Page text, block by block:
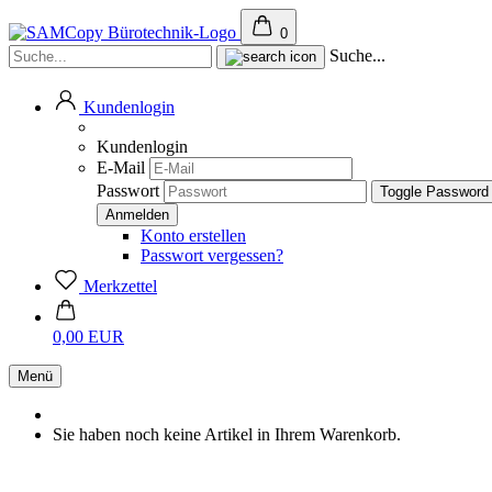
0
Suche...
Kundenlogin
Kundenlogin
E-Mail
Passwort
Toggle
Konto erstellen
Passwort vergessen?
Merkzettel
0,00 EUR
Menü
Sie haben noch keine Artikel in Ihrem Warenkorb.